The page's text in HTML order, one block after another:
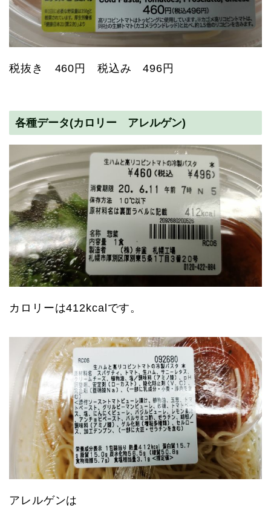
税抜き 460円 税込み 496円
各種データ(カロリー アレルゲン)
カロリーは412kcalです。
アレルゲンは